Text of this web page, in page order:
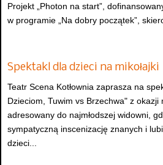
Projekt „Photon na start”,
w programie „Na dobry początek”,
Spektakl dla dzieci na mikołajki
Teatr Scena Kotłownia zaprasza na
Dzieciom, Tuwim vs Brzechwa" z okazji
adresowany do najmłodszej widowni,
sympatyczną inscenizację znanych i
dzieci...